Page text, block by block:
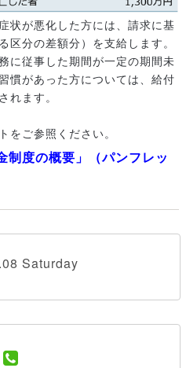
が悪化した方には、請求に基
区分の差額分）を支給します。
従事した期間が一定の期間未
慣があった方については、給付
れます。
をご参照ください。
制度の概要」（パンフレッ
Saturday